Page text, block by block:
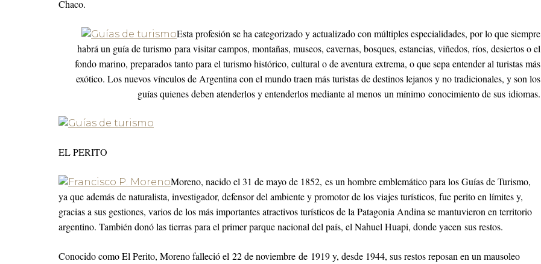
Chaco.
Esta profesión se ha categorizado y actualizado con múltiples especialidades, por lo que siempre
habrá un guía de turismo para visitar campos, montañas, museos, cavernas, bosques, estancias, viñedos, ríos, desiertos o el
fondo marino, preparados tanto para el turismo histórico, cultural o de aventura extrema, o que sepa entender al turistas más
exótico. Los nuevos vínculos de Argentina con el mundo traen más turistas de destinos lejanos y no tradicionales, y son los
guías quienes deben atenderlos y entenderlos mediante al menos un mínimo conocimiento de sus idiomas.
EL PERITO
Moreno, nacido el 31 de mayo de 1852, es un hombre emblemático para los Guías de Turismo,
ya que además de naturalista, investigador, defensor del ambiente y promotor de los viajes turísticos, fue perito en límites y,
gracias a sus gestiones, varios de los más importantes atractivos turísticos de la Patagonia Andina se mantuvieron en territorio
argentino. También donó las tierras para el primer parque nacional del país, el Nahuel Huapi, donde yacen sus restos.
Conocido como El Perito, Moreno falleció el 22 de noviembre de 1919 y, desde 1944, sus restos reposan en un mausoleo